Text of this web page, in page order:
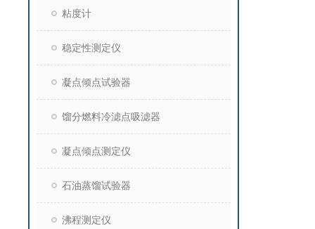
粘度计
稳定性测定仪
凝点倾点试验器
馏分燃料冷滤点吸滤器
凝点倾点测定仪
石油蒸馏试验器
沸程测定仪